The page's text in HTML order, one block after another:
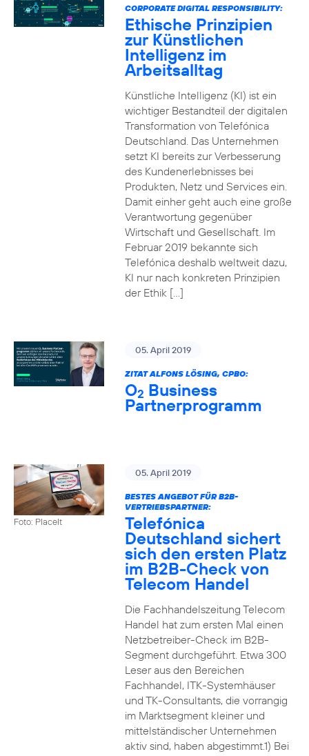
CORPORATE DIGITAL RESPONSIBILITY:
Ethische Prinzipien
zur Künstlichen
Intelligenz im
Arbeitsalltag
Künstliche Intelligenz (KI) ist ein
wichtiger Bestandteil der digitalen
Transformation von Telefónica
Deutschland. Das Unternehmen
setzt KI bereits zur Verbesserung
des Kundenerlebnisses bei
Produkten, Netz und Services ein.
Damit einher geht auch eine große
Verantwortung gegenüber
Wirtschaft und Gesellschaft. Im
Februar 2019 bekannte sich
Telefónica deshalb weltweit dazu,
KI nur nach konkreten Prinzipien
der Ethik […]
05. April 2019
ZITAT ALFONS LÖSING, CPBO:
O2 Business
Partnerprogramm
Foto: PlaceIt
05. April 2019
BESTES ANGEBOT FÜR B2B-
VERTRIEBSPARTNER:
Telefónica
Deutschland sichert
sich den ersten Platz
im B2B-Check von
Telecom Handel
Die Fachhandelszeitung Telecom
Handel hat zum ersten Mal einen
Netzbetreiber-Check im B2B-
Segment durchgeführt. Etwa 300
Leser aus den Bereichen
Fachhandel, ITK-Systemhäuser
und TK-Consultants, die vorrangig
im Marktsegment kleiner und
mittelständischer Unternehmen
aktiv sind, haben abgestimmt.1) Bei